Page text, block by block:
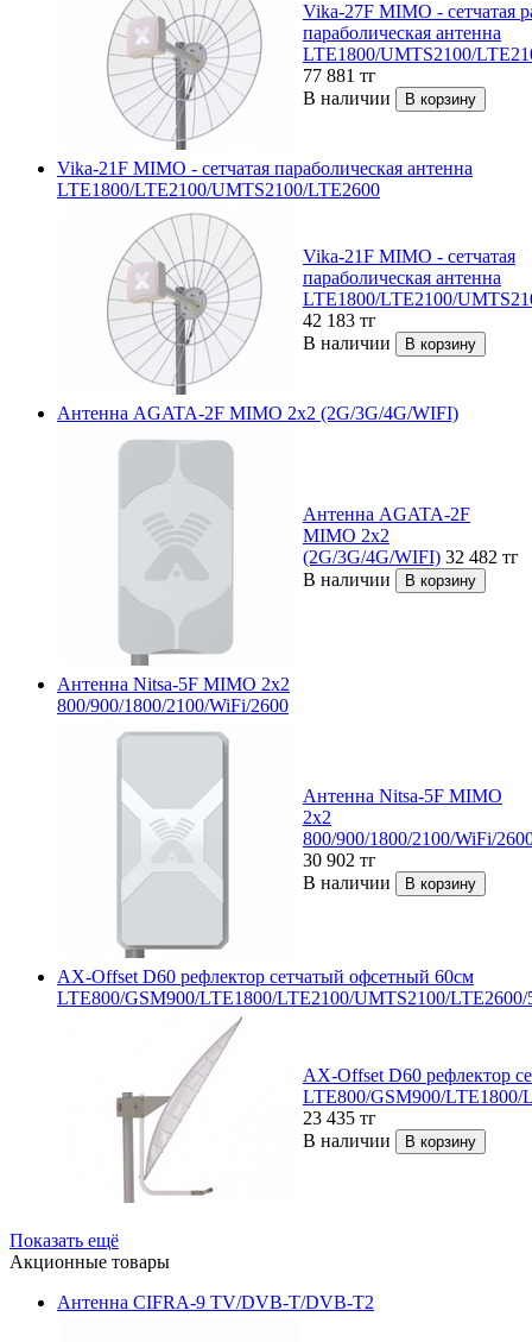
Vika-27F MIMO - сетчатая
параболическая антенна
LTE1800/UMTS2100/
77 881 тг
В наличии
Vika-21F MIMO - сетчатая параболическая антенна
LTE1800/LTE2100/UMTS2100/LTE2600
Vika-21F MIMO - сетчатая
параболическая антенна
LTE1800/LTE2100/
42 183 тг
В наличии
Антенна AGATA-2F MIMO 2x2 (2G/3G/4G/WIFI)
Антенна AGATA-2F
MIMO 2x2
(2G/3G/4G/WIFI) 32 482 тг
В наличии
Антенна Nitsa-5F MIMO 2x2
800/900/1800/2100/WiFi/2600
Антенна Nitsa-5F MIMO
2x2
800/900/1800/2100/WiFi/
30 902 тг
В наличии
AX-Offset D60 рефлектор сетчатый офсетный 60см
LTE800/GSM900/LTE1800/LTE2100/UMTS2100/LTE2600/
AX-Offset D60 рефлектор
LTE800/GSM900/LTE1800/
23 435 тг
В наличии
Показать ещё
Акционные товары
Антенна CIFRA-9 TV/DVB-T/DVB-T2